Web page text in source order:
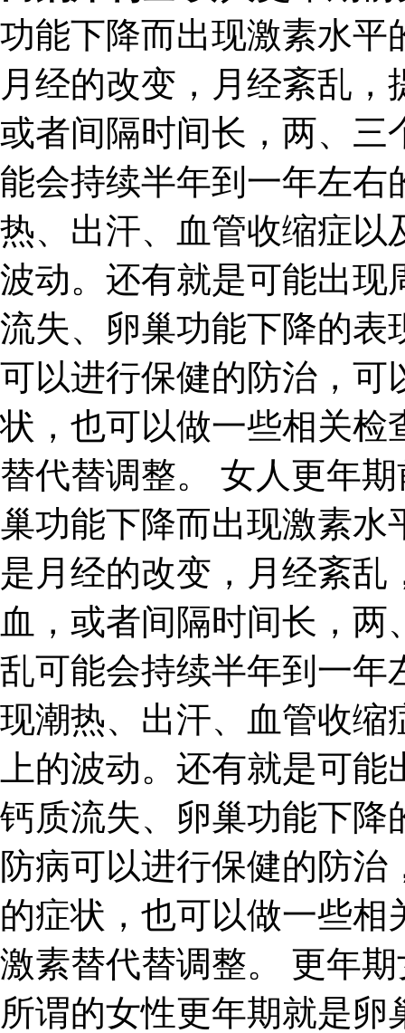
功能下降而出现激素水平
月经的改变，月经紊乱
或者间隔时间长，两、三
能会持续半年到一年左右
热、出汗、血管收缩症以
波动。还有就是可能出现
流失、卵巢功能下降的表
可以进行保健的防治，可
状，也可以做一些相关检
替代替调整。 女人更年
巢功能下降而出现激素水
是月经的改变，月经紊
血，或者间隔时间长，
乱可能会持续半年到一年
现潮热、出汗、血管收缩
上的波动。还有就是可
钙质流失、卵巢功能下降
防病可以进行保健的防
的症状，也可以做一些
激素替代替调整。 更年
所谓的女性更年期就是